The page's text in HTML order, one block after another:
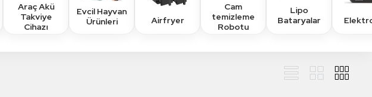
Araç Akü
Takviye
Cihazı
Evcil Hayvan
Ürünleri
Airfryer
Cam
temizleme
Robotu
Lipo
Bataryalar